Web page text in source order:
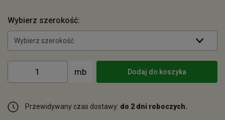
Wybierz szerokość:
Wybierz szerokość
Dodaj do koszyka
Przewidywany czas dostawy: do 2 dni roboczych.